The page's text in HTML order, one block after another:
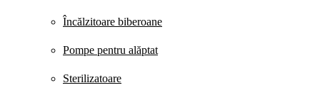
Încălzitoare biberoane
Pompe pentru alăptat
Sterilizatoare